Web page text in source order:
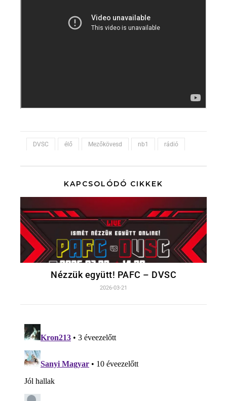
DVSC élő Mezőkövesd nb1 rádió
KAPCSOLÓDÓ CIKKEK
Nézzük együtt! PAFC – DVSC
2026-03-21